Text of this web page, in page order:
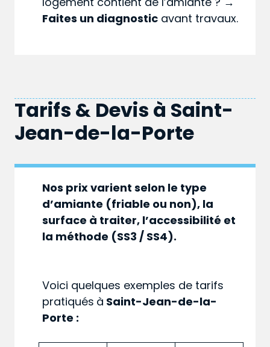
Faites un diagnostic avant travaux.
Tarifs & Devis à Saint-
Jean-de-la-Porte
Nos prix varient selon le type
d’amiante (friable ou non), la
surface à traiter, l’accessibilité et
la méthode (SS3 / SS4).
Voici quelques exemples de tarifs
pratiqués à Saint-Jean-de-la-
Porte :